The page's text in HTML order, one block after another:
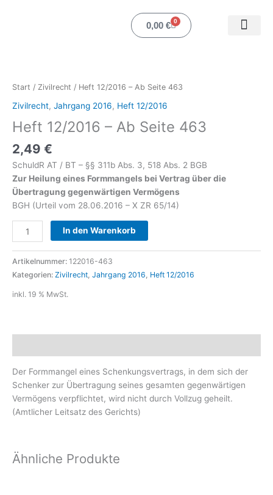
0,00 € 0
Warenkorb
Start / Zivilrecht / Heft 12/2016 – Ab Seite 463
Zivilrecht, Jahrgang 2016, Heft 12/2016
Heft 12/2016 – Ab Seite 463
2,49 €
SchuldR AT / BT – §§ 311b Abs. 3, 518 Abs. 2 BGB
Zur Heilung eines Formmangels bei Vertrag über die
Übertragung gegenwärtigen Vermögens
BGH (Urteil vom 28.06.2016 – X ZR 65/14)
-
Seite
463
In den Warenkorb
Artikelnummer: 122016-463
Kategorien: Zivilrecht Jahrgang 2016 Heft 12/2016
inkl. 19 % MwSt.
Der Formmangel eines Schenkungsvertrags, in dem sich der
Schenker zur Übertragung seines gesamten gegenwärtigen
Vermögens verpflichtet, wird nicht durch Vollzug geheilt.
(Amtlicher Leitsatz des Gerichts)
Ähnliche Produkte